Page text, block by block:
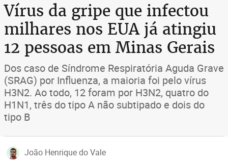
Vírus da gripe que infectou
milhares nos EUA já atingiu
12 pessoas em Minas Gerais
Dos caso de Síndrome Respiratória Aguda Grave
(SRAG) por Influenza, a maioria foi pelo vírus
H3N2. Ao todo, 12 foram por H3N2, quatro do
H1N1, três do tipo A não subtipado e dois do
tipo B
João Henrique do Vale